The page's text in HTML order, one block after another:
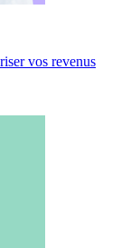
vos revenus